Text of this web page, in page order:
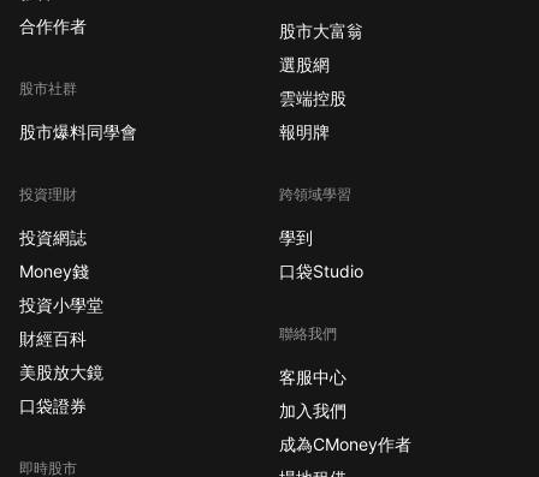
合作作者
股市社群
股市爆料同學會
投資理財
投資網誌
Money錢
投資小學堂
財經百科
美股放大鏡
口袋證券
即時股市
股市大富翁
選股網
雲端控股
報明牌
跨領域學習
學到
口袋Studio
聯絡我們
客服中心
加入我們
成為CMoney作者